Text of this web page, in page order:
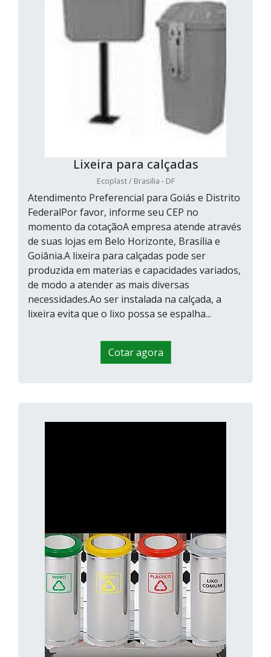
Lixeira para calçadas
Ecoplast / Brasilia - DF
Atendimento Preferencial para Goiás e Distrito
FederalPor favor, informe seu CEP no
momento da cotaçãoA empresa atende através
de suas lojas em Belo Horizonte, Brasília e
Goiânia.A lixeira para calçadas pode ser
produzida em materias e capacidades variados,
de modo a atender as mais diversas
necessidades.Ao ser instalada na calçada, a
lixeira evita que o lixo possa se espalha...
Cotar agora